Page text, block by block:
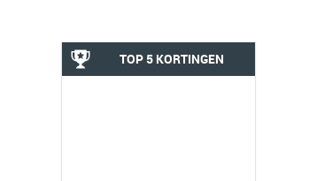
TOP 5 KORTINGEN